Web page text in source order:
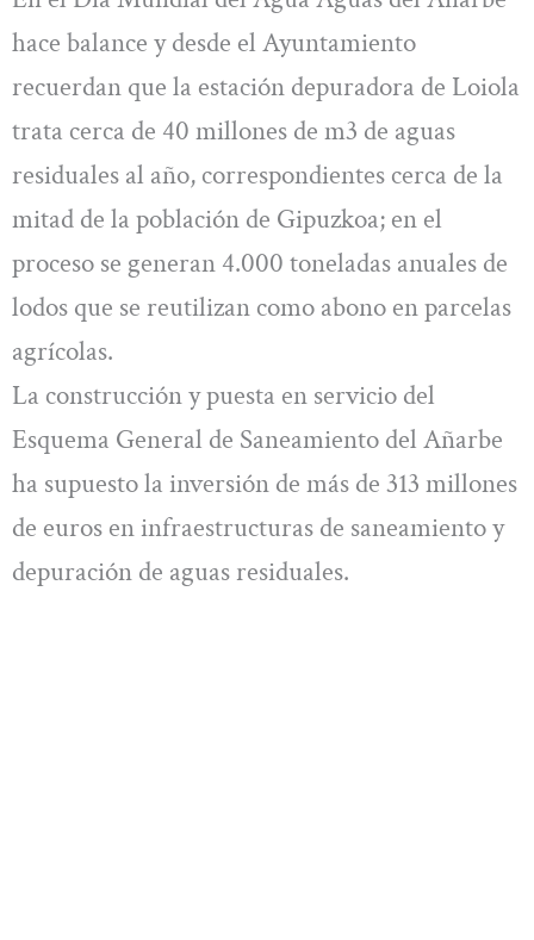
hace balance y desde el Ayuntamiento
recuerdan que la estación depuradora de Loiola
trata cerca de 40 millones de m3 de aguas
residuales al año, correspondientes cerca de la
mitad de la población de Gipuzkoa; en el
proceso se generan 4.000 toneladas anuales de
lodos que se reutilizan como abono en parcelas
agrícolas.
La construcción y puesta en servicio del
Esquema General de Saneamiento del Añarbe
ha supuesto la inversión de más de 313 millones
de euros en infraestructuras de saneamiento y
depuración de aguas residuales.